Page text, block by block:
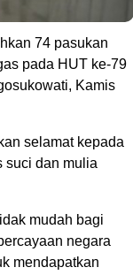
74 pasukan
pada HUT ke-79
Kamis
selamat kepada
suci dan mulia
mudah bagi
negara
mendapatkan